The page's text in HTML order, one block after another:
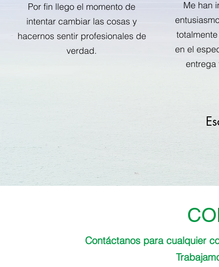
Por fin llego el momento de
intentar cambiar las cosas y
hacernos sentir profesionales de
verdad.
Me han
en el
entrega
Contáctanos para cualquier